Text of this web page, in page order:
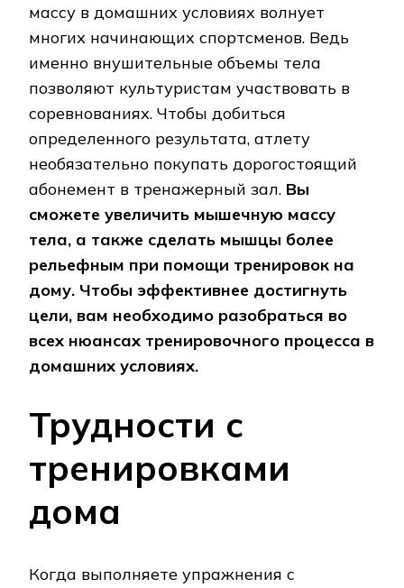
массу в домашних условиях волнует
многих начинающих спортсменов. Ведь
именно внушительные объемы тела
позволяют культуристам участвовать в
соревнованиях. Чтобы добиться
определенного результата, атлету
необязательно покупать дорогостоящий
абонемент в тренажерный зал. Вы
сможете увеличить мышечную массу
тела, а также сделать мышцы более
рельефным при помощи тренировок на
дому. Чтобы эффективнее достигнуть
цели, вам необходимо разобраться во
всех нюансах тренировочного процесса в
домашних условиях.
Трудности с
тренировками
дома
Когда выполняете упражнения с